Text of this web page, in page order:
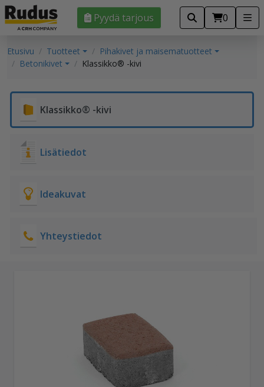
Pyydä tarjous 0
Etusivu Tuotteet
Pihakivet ja maisematuotteet
Betonikivet
Klassikko® -kivi
Klassikko® -kivi
Lisätiedot
Ideakuvat
Yhteystiedot